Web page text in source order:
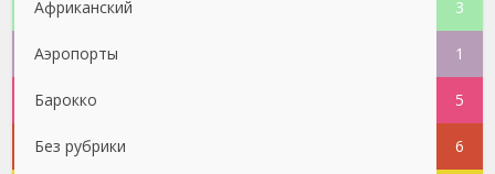
Африканский 3
Аэропорты 1
Барокко 5
Без рубрики 6